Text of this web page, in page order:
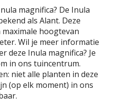
magnifica? De Inula
als Alant. Deze
hoogtevan
Wil je meer informatie
deze Inula magnifica? Je
in ons tuincentrum.
niet alle planten in deze
(op elk moment) in ons